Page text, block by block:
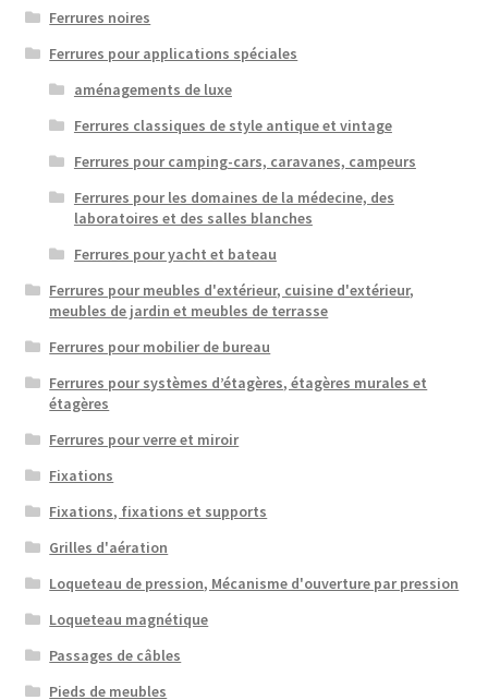
Ferrures noires
Ferrures pour applications spéciales
aménagements de luxe
Ferrures classiques de style antique et vintage
Ferrures pour camping-cars, caravanes, campeurs
Ferrures pour les domaines de la médecine, des
laboratoires et des salles blanches
Ferrures pour yacht et bateau
Ferrures pour meubles d'extérieur, cuisine d'extérieur,
meubles de jardin et meubles de terrasse
Ferrures pour mobilier de bureau
Ferrures pour systèmes d’étagères, étagères murales et
étagères
Ferrures pour verre et miroir
Fixations
Fixations, fixations et supports
Grilles d'aération
Loqueteau de pression, Mécanisme d'ouverture par pression
Loqueteau magnétique
Passages de câbles
Pieds de meubles